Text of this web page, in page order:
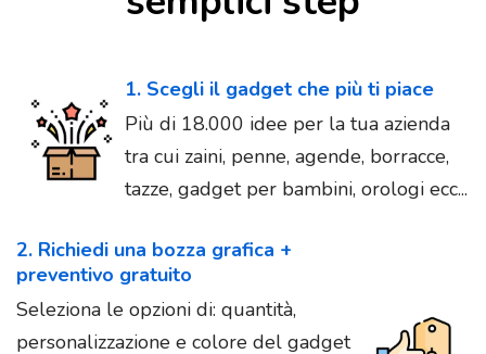
1. Scegli il gadget che più ti piace
Più di 18.000 idee per la tua azienda
tra cui zaini, penne, agende, borracce,
tazze, gadget per bambini, orologi ecc...
2. Richiedi una bozza grafica +
preventivo gratuito
Seleziona le opzioni di: quantità,
personalizzazione e colore del gadget